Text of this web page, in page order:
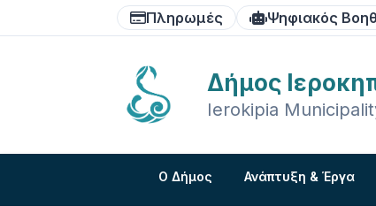
content
main
footer
Πληρωμές Ψηφιακός
Δήμος
Ierokipia
Ο Δήμος Ανάπτυξη & Έργα